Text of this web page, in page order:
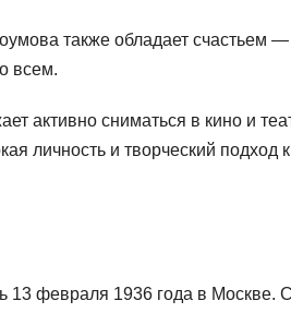
также обладает счастьем
всем.
активно сниматься в кино и
личность и творческий подход
13 февраля 1936 года в Москве.